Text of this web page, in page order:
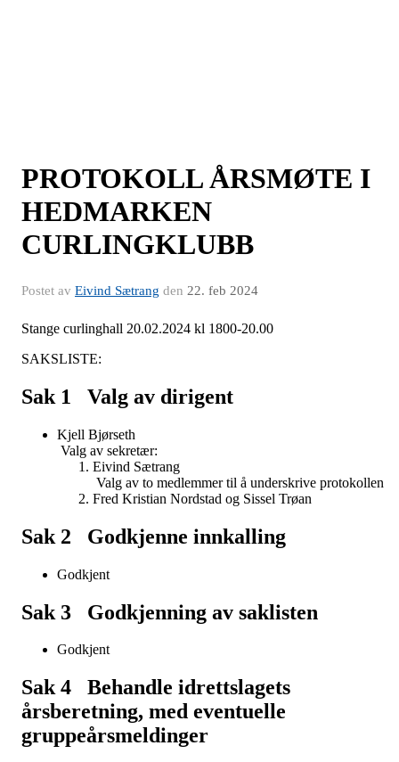
PROTOKOLL ÅRSMØTE I
HEDMARKEN
CURLINGKLUBB
Postet av Eivind Sætrang den 22. feb 2024
Stange curlinghall 20.02.2024 kl 1800-20.00
SAKSLISTE:
Sak 1 Valg av dirigent
Kjell Bjørseth
Valg av sekretær:
Eivind Sætrang
Valg av to medlemmer til å underskrive protokollen
Fred Kristian Nordstad og Sissel Trøan
Sak 2 Godkjenne innkalling
Godkjent
Sak 3 Godkjenning av saklisten
Godkjent
Sak 4 Behandle idrettslagets
årsberetning, med eventuelle
gruppeårsmeldinger